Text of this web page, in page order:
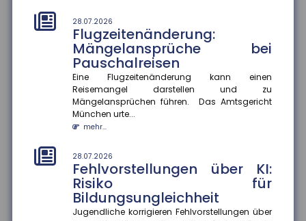
28.07.2026
Flugzeitenänderung:
Mängelansprüche bei
Pauschalreisen
Eine Flugzeitenänderung kann einen
Reisemangel darstellen und zu
Mängelansprüchen führen. Das Amtsgericht
München urte...
mehr...
28.07.2026
Fehlvorstellungen über KI:
Risiko für
Bildungsungleichheit
Jugendliche korrigieren Fehlvorstellungen über
28.07.2026
Mehr Datensouveränität im
Smart Home
Verbraucher sollen künftig selbst entscheiden
können, welche Daten aus ihrem Smart Home sie
teilen. Im Rahmen des Proj...
mehr...
25.07.2026
Frühstartrente
Der Gesetzentwurf zur Frühstartrente nimmt Formen
an. Demnach sollen für jedes Kind vom sechsten bis
zum 18. Lebensjahr...
mehr...